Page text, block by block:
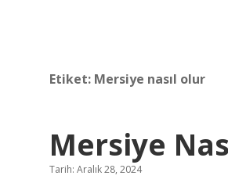
Etiket: Mersiye nasıl olur
Mersiye
Tarih: Aralık 28, 2024